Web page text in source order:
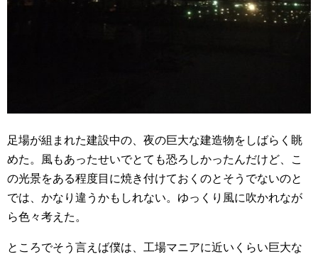
足場が組まれた建設中の、夜の巨大な建造物をしばらく眺
めた。風もあったせいでとても恐ろしかったんだけど、こ
の光景をある程度目に焼き付けておくのとそうでないのと
では、かなり違うかもしれない。ゆっくり風に吹かれなが
ら色々考えた。
ところでそう言えば僕は、工場マニアに近いくらい巨大な